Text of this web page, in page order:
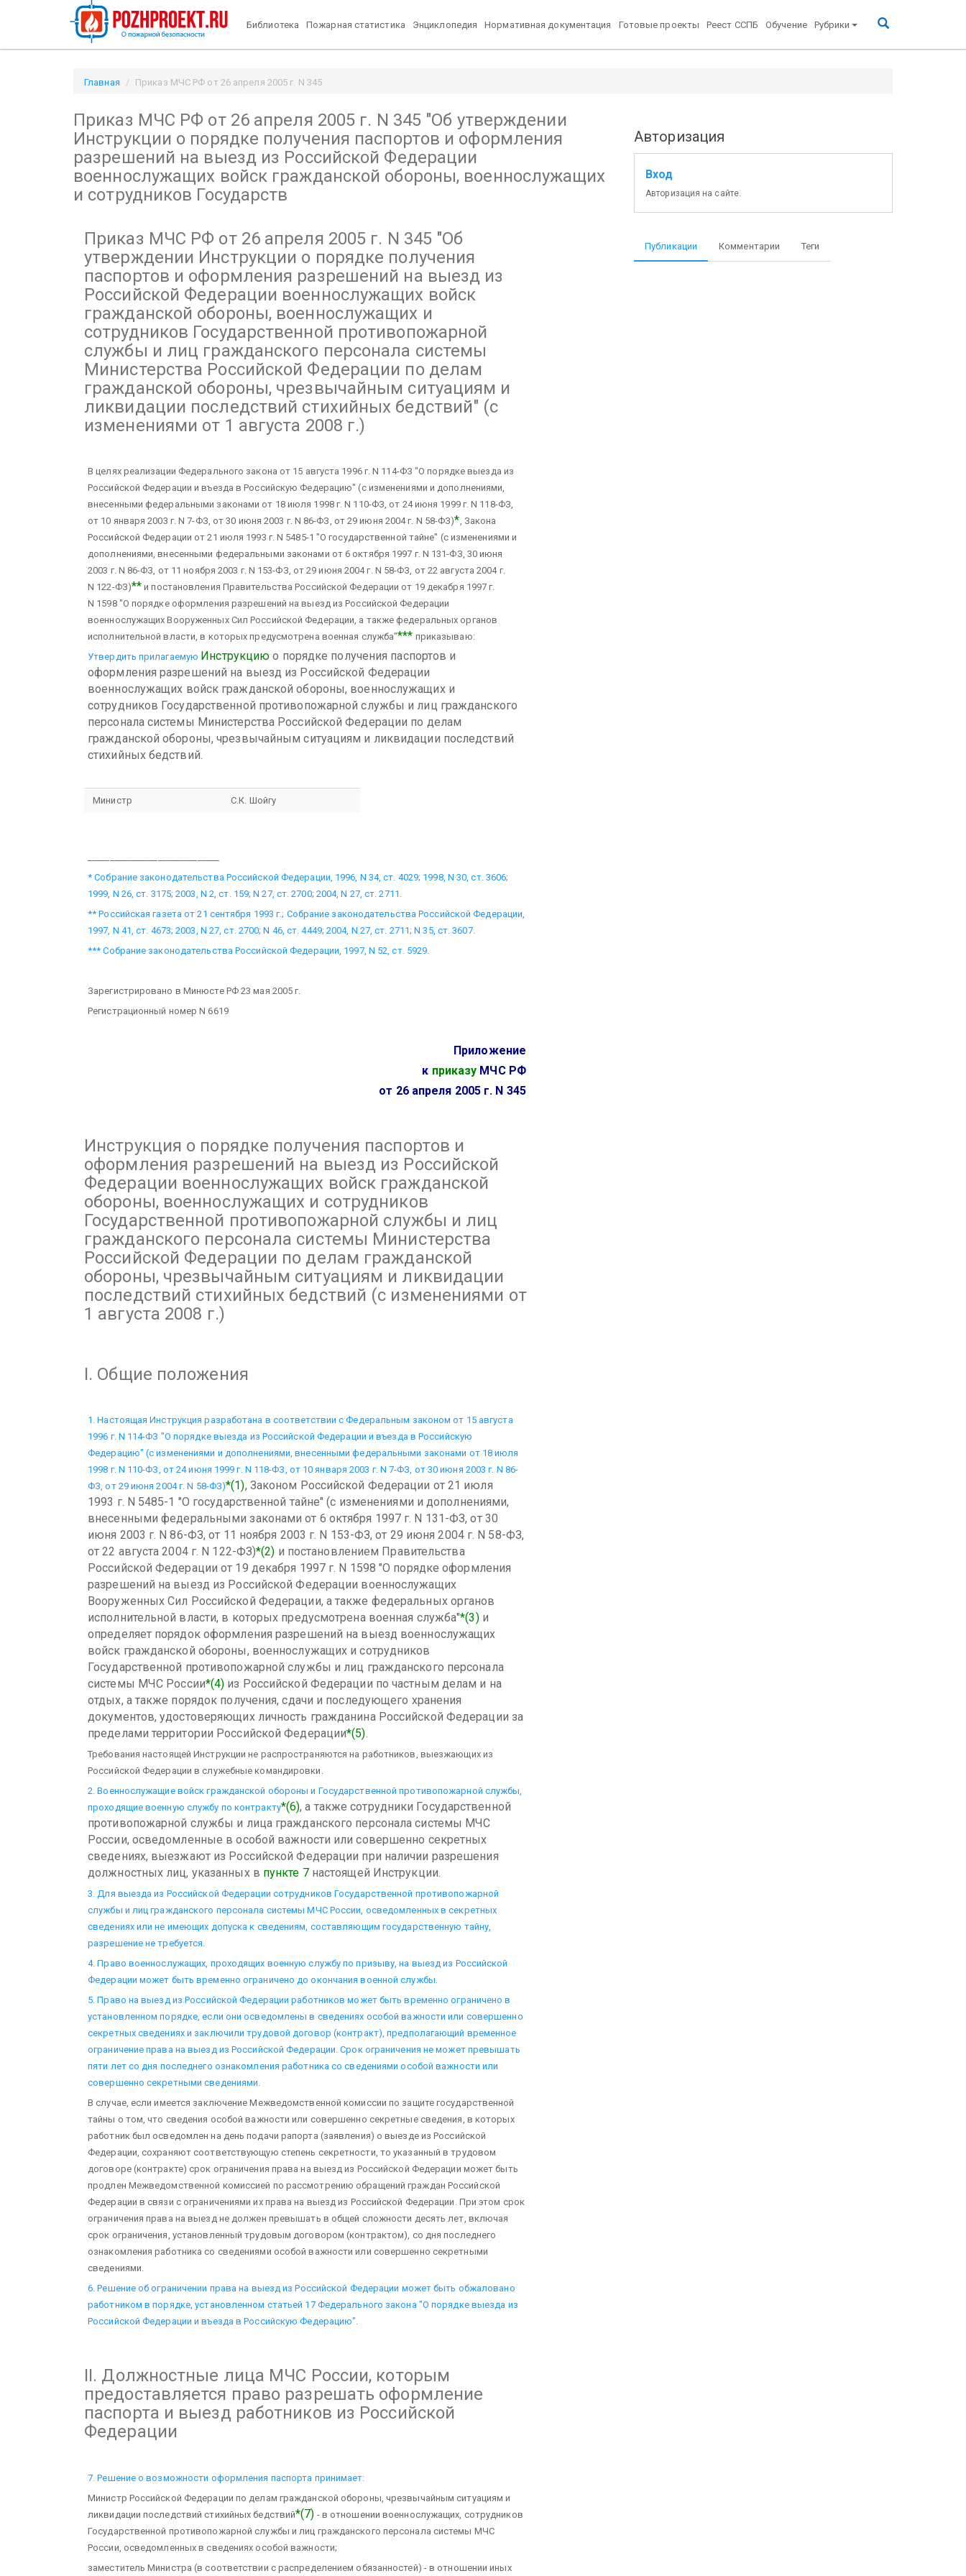
Библиотека Пожарная статистика Энциклопедия Нормативная документация Готовые проекты Реест ССПБ Обучение Рубрики
Главная
Приказ МЧС РФ от 26 апреля 2005 г. N 345
военнослужащих и сотрудников Государств / Pozhproekt.ru
Приказ МЧС РФ от 26 апреля 2005 г. N 345 "Об утверждении
Инструкции о порядке получения паспортов и оформления
разрешений на выезд из Российской Федерации
военнослужащих войск гражданской обороны, военнослужащих
и сотрудников Государств
Приказ МЧС РФ от 26 апреля 2005 г. N 345 "Об
утверждении Инструкции о порядке получения
паспортов и оформления разрешений на выезд из
Российской Федерации военнослужащих войск
гражданской обороны, военнослужащих и
сотрудников Государственной противопожарной
службы и лиц гражданского персонала системы
Министерства Российской Федерации по делам
гражданской обороны, чрезвычайным ситуациям и
ликвидации последствий стихийных бедствий" (с
изменениями от 1 августа 2008 г.)
В целях реализации Федерального закона от 15 августа 1996 г. N 114-ФЗ "О порядке выезда из
Российской Федерации и въезда в Российскую Федерацию" (с изменениями и дополнениями,
внесенными федеральными законами от 18 июля 1998 г. N 110-ФЗ, от 24 июня 1999 г. N 118-ФЗ,
от 10 января 2003 г. N 7-ФЗ, от 30 июня 2003 г. N 86-ФЗ, от 29 июня 2004 г. N 58-ФЗ)*, Закона
Российской Федерации от 21 июля 1993 г. N 5485-1 "О государственной тайне" (с изменениями и
дополнениями, внесенными федеральными законами от 6 октября 1997 г. N 131-ФЗ, 30 июня
2003 г. N 86-ФЗ, от 11 ноября 2003 г. N 153-ФЗ, от 29 июня 2004 г. N 58-ФЗ, от 22 августа 2004 г.
N 122-ФЗ)** и постановления Правительства Российской Федерации от 19 декабря 1997 г.
N 1598 "О порядке оформления разрешений на выезд из Российской Федерации
военнослужащих Вооруженных Сил Российской Федерации, а также федеральных органов
исполнительной власти, в которых предусмотрена военная служба"*** приказываю:
Утвердить прилагаемую Инструкцию о порядке получения паспортов и
оформления разрешений на выезд из Российской Федерации
военнослужащих войск гражданской обороны, военнослужащих и
сотрудников Государственной противопожарной службы и лиц гражданского
персонала системы Министерства Российской Федерации по делам
гражданской обороны, чрезвычайным ситуациям и ликвидации последствий
стихийных бедствий.
Министр С.К. Шойгу
* Собрание законодательства Российской Федерации, 1996, N 34, ст. 4029; 1998, N 30, ст. 3606;
1999, N 26, ст. 3175; 2003, N 2, ст. 159; N 27, ст. 2700; 2004, N 27, ст. 2711.
** Российская газета от 21 сентября 1993 г.; Собрание законодательства Российской Федерации,
1997, N 41, ст. 4673; 2003, N 27, ст. 2700; N 46, ст. 4449; 2004, N 27, ст. 2711; N 35, ст. 3607.
*** Собрание законодательства Российской Федерации, 1997, N 52, ст. 5929.
Зарегистрировано в Минюсте РФ 23 мая 2005 г.
Регистрационный номер N 6619
Приложение
к приказу МЧС РФ
от 26 апреля 2005 г. N 345
Инструкция о порядке получения паспортов и
оформления разрешений на выезд из Российской
Федерации военнослужащих войск гражданской
обороны, военнослужащих и сотрудников
Государственной противопожарной службы и лиц
гражданского персонала системы Министерства
Российской Федерации по делам гражданской
обороны, чрезвычайным ситуациям и ликвидации
последствий стихийных бедствий (с изменениями от
1 августа 2008 г.)
I. Общие положения
1. Настоящая Инструкция разработана в соответствии с Федеральным законом от 15 августа
1996 г. N 114-ФЗ "О порядке выезда из Российской Федерации и въезда в Российскую
Федерацию" (с изменениями и дополнениями, внесенными федеральными законами от 18 июля
1998 г. N 110-ФЗ, от 24 июня 1999 г. N 118-ФЗ, от 10 января 2003 г. N 7-ФЗ, от 30 июня 2003 г. N 86-
ФЗ, от 29 июня 2004 г. N 58-ФЗ)*(1), Законом Российской Федерации от 21 июля
1993 г. N 5485-1 "О государственной тайне" (с изменениями и дополнениями,
внесенными федеральными законами от 6 октября 1997 г. N 131-ФЗ, от 30
июня 2003 г. N 86-ФЗ, от 11 ноября 2003 г. N 153-ФЗ, от 29 июня 2004 г. N 58-ФЗ,
от 22 августа 2004 г. N 122-ФЗ)*(2) и постановлением Правительства
Российской Федерации от 19 декабря 1997 г. N 1598 "О порядке оформления
разрешений на выезд из Российской Федерации военнослужащих
Вооруженных Сил Российской Федерации, а также федеральных органов
исполнительной власти, в которых предусмотрена военная служба"*(3)и
определяет порядок оформления разрешений на выезд военнослужащих
войск гражданской обороны, военнослужащих и сотрудников
Государственной противопожарной службы и лиц гражданского персонала
системы МЧС России*(4) из Российской Федерации по частным делам и на
отдых, а также порядок получения, сдачи и последующего хранения
документов, удостоверяющих личность гражданина Российской Федерации за
пределами территории Российской Федерации*(5).
Требования настоящей Инструкции не распространяются на работников, выезжающих из
Российской Федерации в служебные командировки.
2. Военнослужащие войск гражданской обороны и Государственной противопожарной службы,
проходящие военную службу по контракту*(6), а также сотрудники Государственной
противопожарной службы и лица гражданского персонала системы МЧС
России, осведомленные в особой важности или совершенно секретных
сведениях, выезжают из Российской Федерации при наличии разрешения
должностных лиц, указанных в пункте 7настоящей Инструкции.
3. Для выезда из Российской Федерации сотрудников Государственной противопожарной
службы и лиц гражданского персонала системы МЧС России, осведомленных в секретных
сведениях или не имеющих допуска к сведениям, составляющим государственную тайну,
разрешение не требуется.
4. Право военнослужащих, проходящих военную службу по призыву, на выезд из Российской
Федерации может быть временно ограничено до окончания военной службы.
5. Право на выезд из Российской Федерации работников может быть временно ограничено в
установленном порядке, если они осведомлены в сведениях особой важности или совершенно
секретных сведениях и заключили трудовой договор (контракт), предполагающий временное
ограничение права на выезд из Российской Федерации. Срок ограничения не может превышать
пяти лет со дня последнего ознакомления работника со сведениями особой важности или
совершенно секретными сведениями.
В случае, если имеется заключение Межведомственной комиссии по защите государственной
тайны о том, что сведения особой важности или совершенно секретные сведения, в которых
работник был осведомлен на день подачи рапорта (заявления) о выезде из Российской
Федерации, сохраняют соответствующую степень секретности, то указанный в трудовом
договоре (контракте) срок ограничения права на выезд из Российской Федерации может быть
продлен Межведомственной комиссией по рассмотрению обращений граждан Российской
Федерации в связи с ограничениями их права на выезд из Российской Федерации. При этом срок
ограничения права на выезд не должен превышать в общей сложности десять лет, включая
срок ограничения, установленный трудовым договором (контрактом), со дня последнего
ознакомления работника со сведениями особой важности или совершенно секретными
сведениями.
6. Решение об ограничении права на выезд из Российской Федерации может быть обжаловано
работником в порядке, установленном статьей 17 Федерального закона "О порядке выезда из
Российской Федерации и въезда в Российскую Федерацию".
II. Должностные лица МЧС России, которым
предоставляется право разрешать оформление
паспорта и выезд работников из Российской
Федерации
7. Решение о возможности оформления паспорта принимает:
Министр Российской Федерации по делам гражданской обороны, чрезвычайным ситуациям и
ликвидации последствий стихийных бедствий*(7) - в отношении военнослужащих, сотрудников
Государственной противопожарной службы и лиц гражданского персонала системы МЧС
России, осведомленных в сведениях особой важности;
заместитель Министра (в соответствии с распределением обязанностей) - в отношении иных
Авторизация
Вход
Авторизация на сайте.
Публикации Комментарии Теги